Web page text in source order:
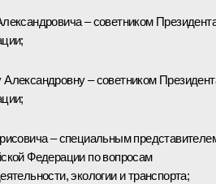
– советником
Александровну – советником
– специальным
Федерации по вопросам
экологии и транспорта;